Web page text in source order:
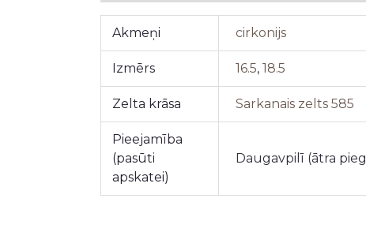
Akmeņi cirkonijs
Izmērs 16.5,18.5
Zelta krāsa Sarkanais zelts 585
Pieejamība
(pasūti
apskatei)
Daugavpilī (ātra